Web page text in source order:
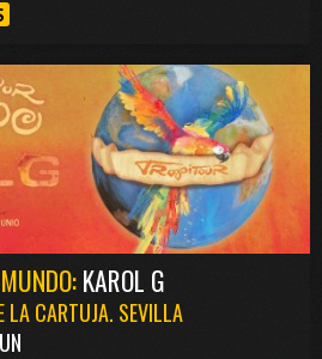
KAROL G
LA CARTUJA. SEVILLA